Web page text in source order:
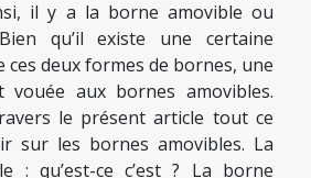
il y a la borne amovible ou
qu’il existe une certaine
deux formes de bornes, une
vouée aux bornes amovibles.
le présent article tout ce
sur les bornes amovibles. La
: qu’est-ce c’est ? La borne